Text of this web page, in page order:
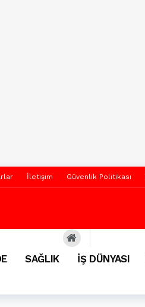
İletişim Güvenlik Politikası
SAĞLIK İŞ DÜNYASI